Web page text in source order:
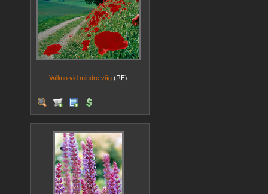
Vallmo vid mindre väg (RF)